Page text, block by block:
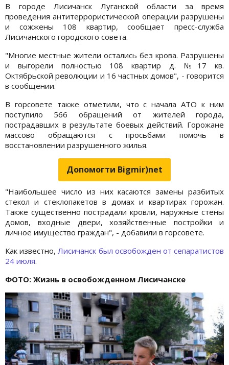
В городе Лисичанск Луганской области за время
проведения антитеррористической операции разрушены
и сожжены 108 квартир, сообщает пресс-служба
Лисичанского городского совета.
"Многие местные жители остались без крова. Разрушены
и выгорели полностью 108 квартир д. №17 кв.
Октябрьской революции и 16 частных домов", - говорится
в сообщении.
В горсовете также отметили, что с начала АТО к ним
поступило 566 обращений от жителей города,
пострадавших в результате боевых действий. Горожане
массово обращаются с просьбами помочь в
восстановлении разрушенного жилья.
Допомогти Bigmir)net
"Наибольшее число из них касаются замены разбитых
стекол и стеклопакетов в домах и квартирах горожан.
Также существенно пострадали кровли, наружные стены
домов, входные двери, хозяйственные постройки и
личное имущество граждан", - добавили в горсовете.
Как известно, Лисичанск был освобожден от сепаратистов
24 июля.
ФОТО: Жизнь в освобожденном Лисичанске